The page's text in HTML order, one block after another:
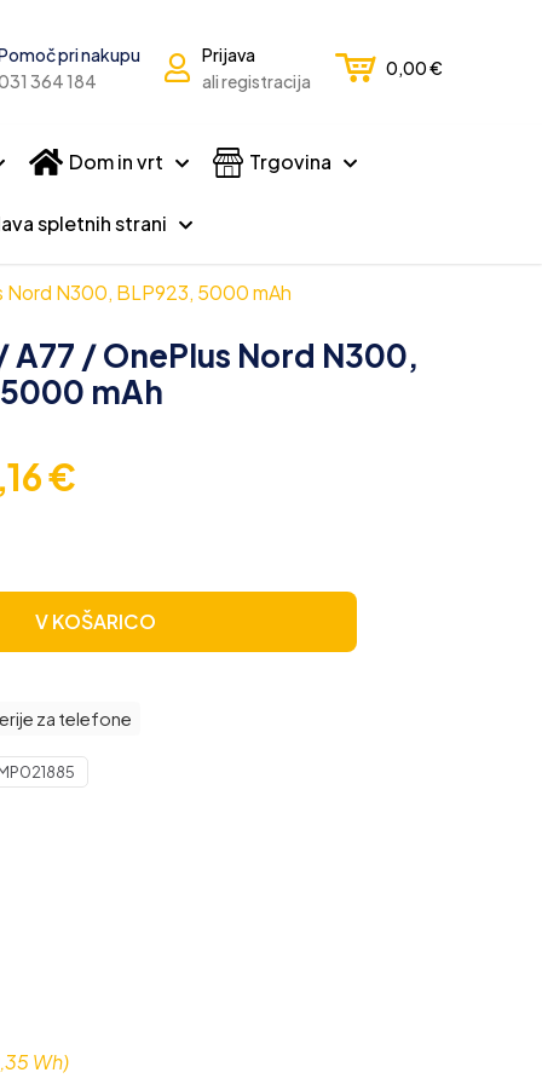
pri nakupu
364 184
Prijava
ali registracija
0,00€
Dom in vrt Trgovina
spletnih strani
N300, BLP923, 5000 mAh
A77 / OnePlus Nord N300,
mAh
€
V KOŠARICO
za telefone
Wh)